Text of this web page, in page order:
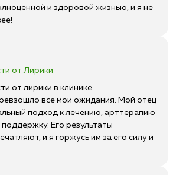
и здоровой жизнью, и я не
от Лирики
от лирики в клинике
все мои ожидания. Мой отец
подход к лечению, арттерапию
Его результаты
и я горжусь им за его силу и